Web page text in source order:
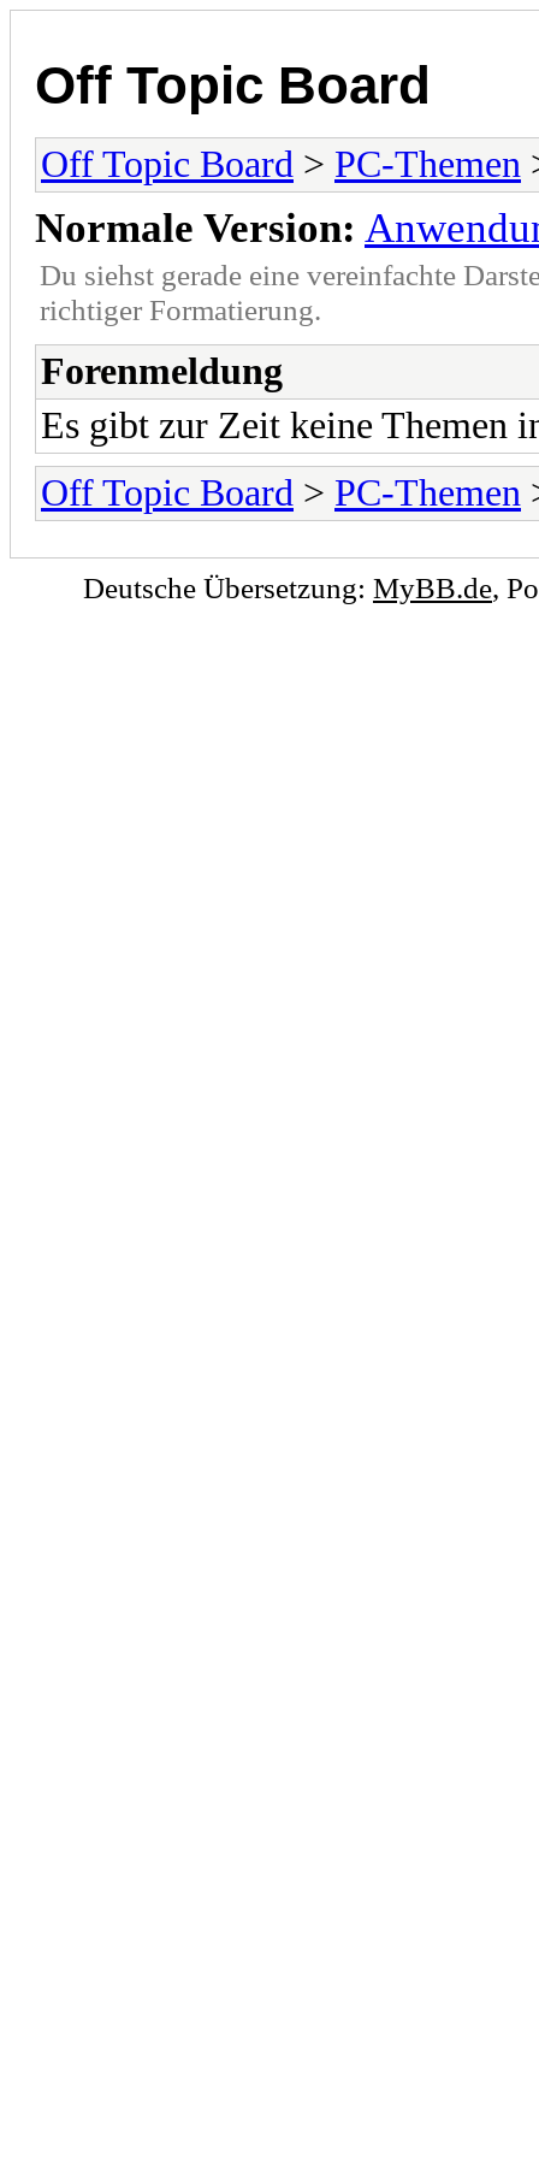
Off Topic Board
Off Topic Board > PC-Themen
Normale Version:
Du siehst gerade eine vereinfachte
richtiger Formatierung.
Forenmeldung
Es gibt zur Zeit keine Themen
Off Topic Board > PC-Themen
Deutsche Übersetzung: MyBB.de,